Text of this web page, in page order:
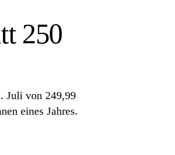
250
Juli von 249,99
eines Jahres.